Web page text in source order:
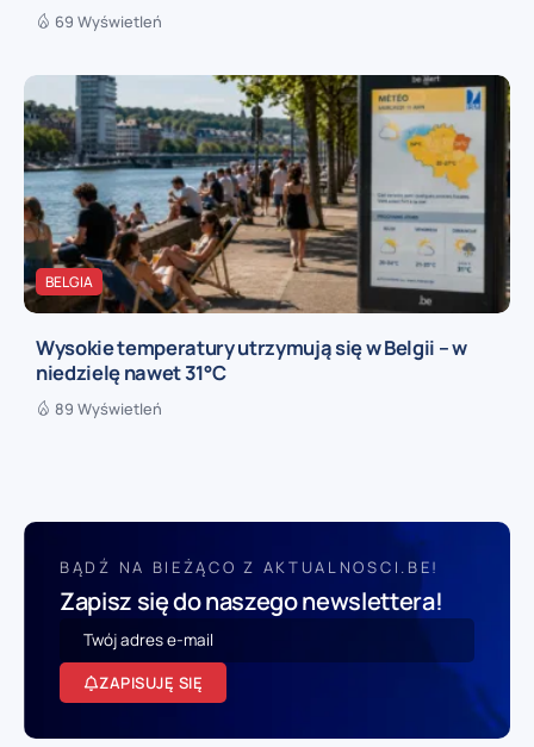
69 Wyświetleń
BELGIA
Wysokie temperatury utrzymują się w Belgii – w
niedzielę nawet 31°C
89 Wyświetleń
BĄDŹ NA BIEŻĄCO Z AKTUALNOSCI.BE!
Zapisz się do naszego newslettera!
ZAPISUJĘ SIĘ